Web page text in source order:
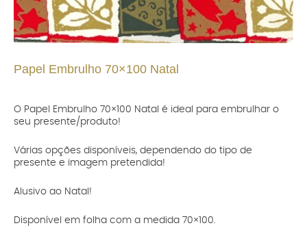
Papel Embrulho 70×100 Natal
O Papel Embrulho 70×100 Natal é ideal para embrulhar o
seu presente/produto!
Várias opções disponíveis, dependendo do tipo de
presente e imagem pretendida!
Alusivo ao Natal!
Disponível em folha com a medida 70×100.